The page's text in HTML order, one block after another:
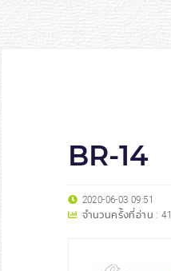
BR-14
2020-06-03 09:51
จำนวนครั้งที่อ่าน :41